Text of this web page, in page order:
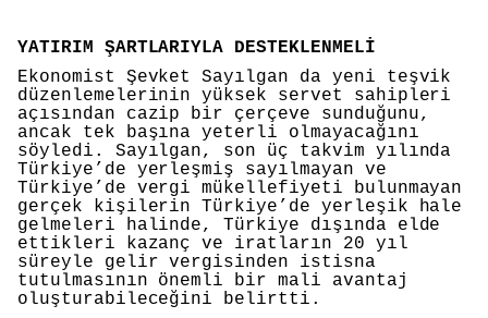
YATIRIM ŞARTLARIYLA DESTEKLENMELİ
Ekonomist Şevket Sayılgan da yeni teşvik
düzenlemelerinin yüksek servet sahipleri
açısından cazip bir çerçeve sunduğunu,
ancak tek başına yeterli olmayacağını
söyledi. Sayılgan, son üç takvim yılında
Türkiye’de yerleşmiş sayılmayan ve
Türkiye’de vergi mükellefiyeti bulunmayan
gerçek kişilerin Türkiye’de yerleşik hale
gelmeleri halinde, Türkiye dışında elde
ettikleri kazanç ve iratların 20 yıl
süreyle gelir vergisinden istisna
tutulmasının önemli bir mali avantaj
oluşturabileceğini belirtti.